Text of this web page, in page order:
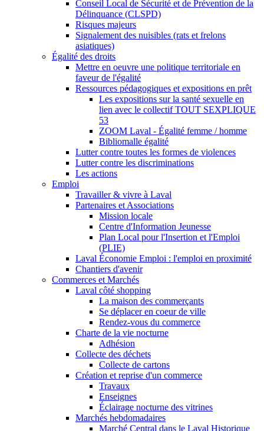
Conseil Local de Sécurité et de Prévention de la
Délinquance (CLSPD)
Risques majeurs
Signalement des nuisibles (rats et frelons
asiatiques)
Égalité des droits
Mettre en oeuvre une politique territoriale en
faveur de l'égalité
Ressources pédagogiques et expositions en prêt
Les expositions sur la santé sexuelle en
lien avec le collectif TOUT SEXPLIQUE
53
ZOOM Laval - Égalité femme / homme
Bibliomalle égalité
Lutter contre toutes les formes de violences
Lutter contre les discriminations
Les actions
Emploi
Travailler & vivre à Laval
Partenaires et Associations
Mission locale
Centre d'Information Jeunesse
Plan Local pour l'Insertion et l'Emploi
(PLIE)
Laval Économie Emploi : l'emploi en proximité
Chantiers d'avenir
Commerces et Marchés
Laval côté shopping
La maison des commerçants
Se déplacer en coeur de ville
Rendez-vous du commerce
Charte de la vie nocturne
Adhésion
Collecte des déchets
Collecte de cartons
Création et reprise d'un commerce
Travaux
Enseignes
Éclairage nocturne des vitrines
Marchés hebdomadaires
Marché Central dans le Laval Historique